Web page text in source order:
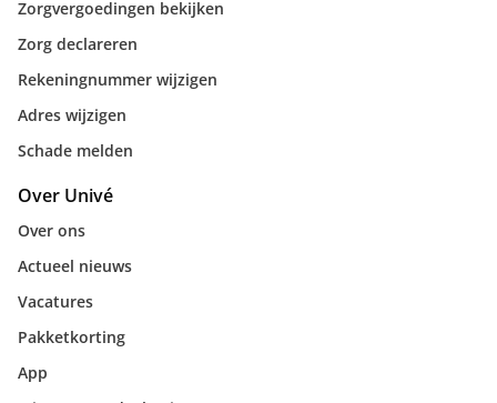
Zorgvergoedingen bekijken
Zorg declareren
Rekeningnummer wijzigen
Adres wijzigen
Schade melden
Over Univé
Over ons
Actueel nieuws
Vacatures
Pakketkorting
App